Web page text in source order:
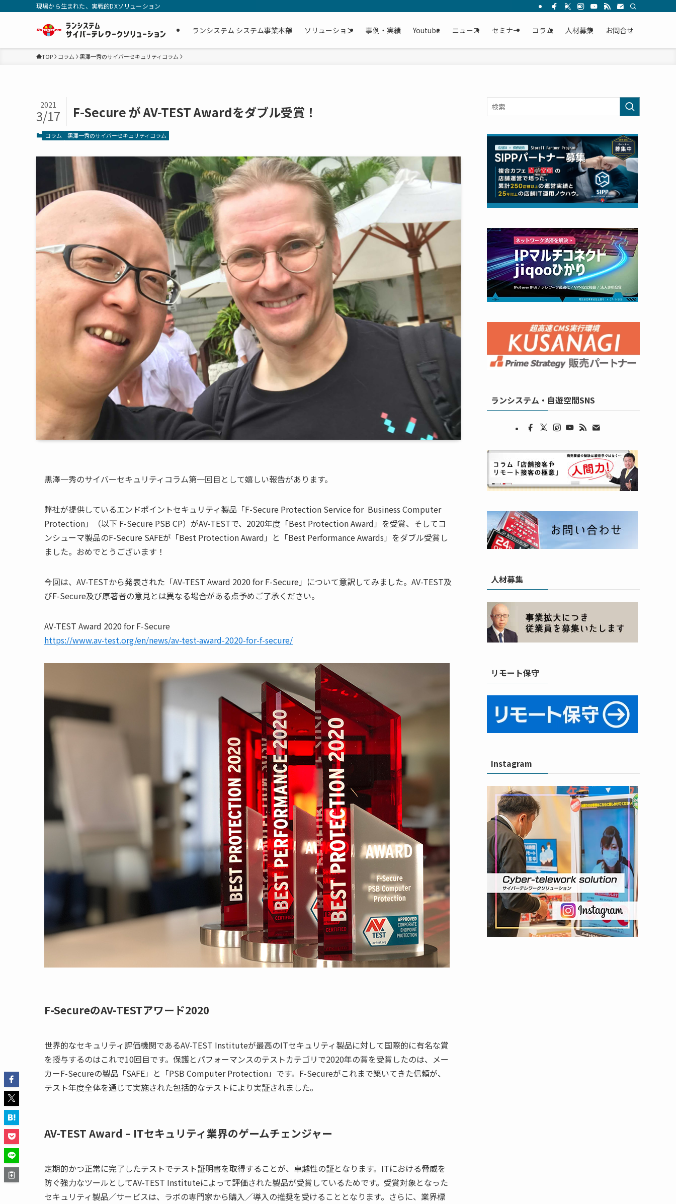
現場から生まれた、実戦的DXソリューション
ランシステム システム事業本部 ソリューション 事例・実績 Youtube ニュース セミナー コラム 人材募集 お問合せ
TOP コラム 黒澤一秀のサイバーセキュリティコラム
F-Secure が AV-TEST Awardをダブル受賞！
2021
3/17
コラム 黒澤一秀のサイバーセキュリティコラム
黒澤一秀のサイバーセキュリティコラム第一回目として嬉しい報告があります。
弊社が提供しているエンドポイントセキュリティ製品「F-Secure Protection Service for Business Computer
Protection」（以下 F-Secure PSB CP）がAV-TESTで、 2020年度「Best Protection Award 」を受賞、そしてコ
ンシューマ製品のF-Secure SAFEが「Best Protection Award 」と「Best Performance Awards 」をダブル受賞し
ました。おめでとうございます！
今回は、 AV-TESTから発表された「AV-TEST Award 2020 for F-Secure」について意訳してみました。AV-TEST及
びF-Secure及び原著者の意見とは異なる場合がある点予めご了承ください。
AV-TEST Award 2020 for F-Secure
https://www.av-test.org/en/news/av-test-award-2020-for-f-secure/
F-SecureのAV-TESTアワード2020
世界的なセキュリティ評価機関であるAV-TEST Instituteが最高のITセキュリティ製品に対して国際的に有名な賞
を授与するのはこれで10回目です。保護とパフォーマンスのテストカテゴリで2020年の賞を受賞したのは、メー
カーF-Secureの製品「SAFE」と「PSB Computer Protection」です。 F-Secureがこれまで築いてきた信頼が、
テスト年度全体を通じて実施された包括的なテストにより実証されました。
AV-TEST Award – ITセキュリティ業界のゲームチェンジャー
定期的かつ正常に完了したテストでテスト証明書を取得することが、卓越性の証となります。 ITにおける脅威を
防ぐ強力なツールとしてAV-TEST Instituteによって評価された製品が受賞しているためです。受賞対象となった
セキュリティ製品／サービスは、ラボの専門家から購入／導入の推奨を受けることとなります。さらに、業界標
ランシステム・自遊空間SNS
人材募集
リモート保守
Instagram